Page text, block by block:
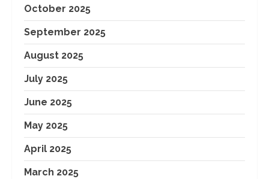
October 2025
September 2025
August 2025
July 2025
June 2025
May 2025
April 2025
March 2025